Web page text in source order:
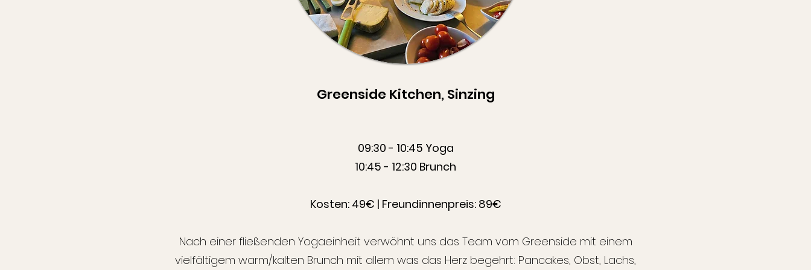
Greenside Kitchen, Sinzing
09:30 - 10:45 Yoga
10:45 - 12:30 Brunch
Kosten: 49€ | Freundinnenpreis: 89€
Nach einer fließenden Yogaeinheit verwöhnt uns das Team vom Greenside mit einem
vielfältigem warm/kalten Brunch mit allem was das Herz begehrt: Pancakes, Obst, Lachs,